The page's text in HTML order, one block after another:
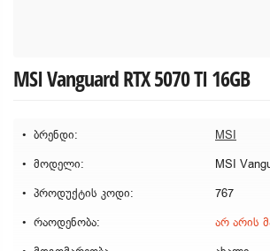
MSI Vanguard RTX 5070 TI 16GB
ბრენდი:
MSI
მოდელი:
პროდუქტის კოდი:
767
რაოდენობა:
არ არის